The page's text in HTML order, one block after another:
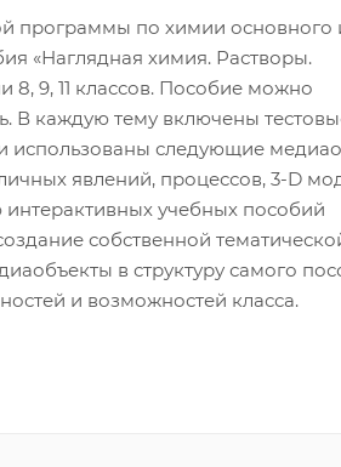
программы по химии основного
«Наглядная химия. Растворы.
8, 9, 11 классов. Пособие можно
В каждую тему включены
использованы следующие
явлений, процессов, 3-D
интерактивных учебных пособий
собственной
в структуру самого
и возможностей класса.